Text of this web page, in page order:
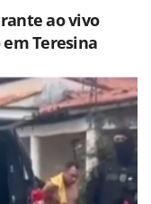
ao vivo
Teresina